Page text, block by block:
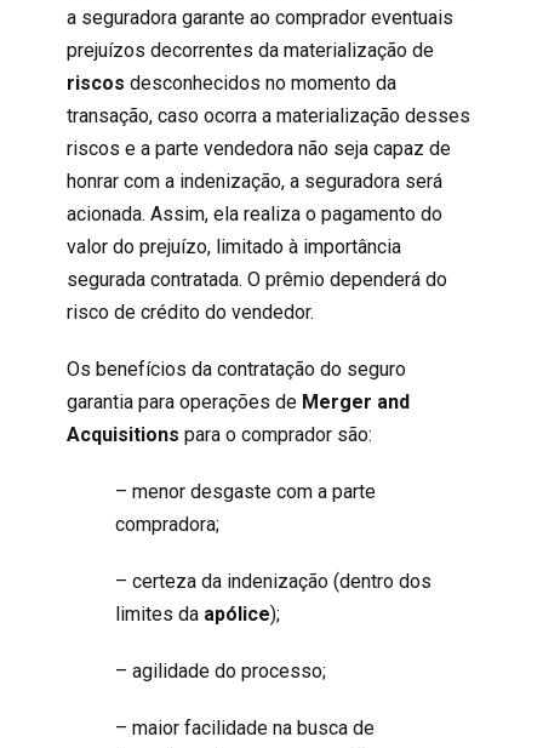
a seguradora garante ao comprador eventuais
prejuízos decorrentes da materialização de
riscos desconhecidos no momento da
transação, caso ocorra a materialização desses
riscos e a parte vendedora não seja capaz de
honrar com a indenização, a seguradora será
acionada. Assim, ela realiza o pagamento do
valor do prejuízo, limitado à importância
segurada contratada. O prêmio dependerá do
risco de crédito do vendedor.
Os benefícios da contratação do seguro
garantia para operações de Merger and
Acquisitions para o comprador são:
– menor desgaste com a parte
compradora;
– certeza da indenização (dentro dos
limites da apólice);
– agilidade do processo;
– maior facilidade na busca de